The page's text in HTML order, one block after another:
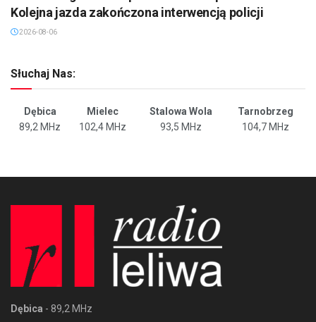
Kolejna jazda zakończona interwencją policji
2026-08-06
Słuchaj Nas:
Dębica Mielec Stalowa Wola
Tarnobrzeg
89,2 MHz
102,4 MHz 93,5 MHz 104,7 MHz
Dębica - 89,2 MHz